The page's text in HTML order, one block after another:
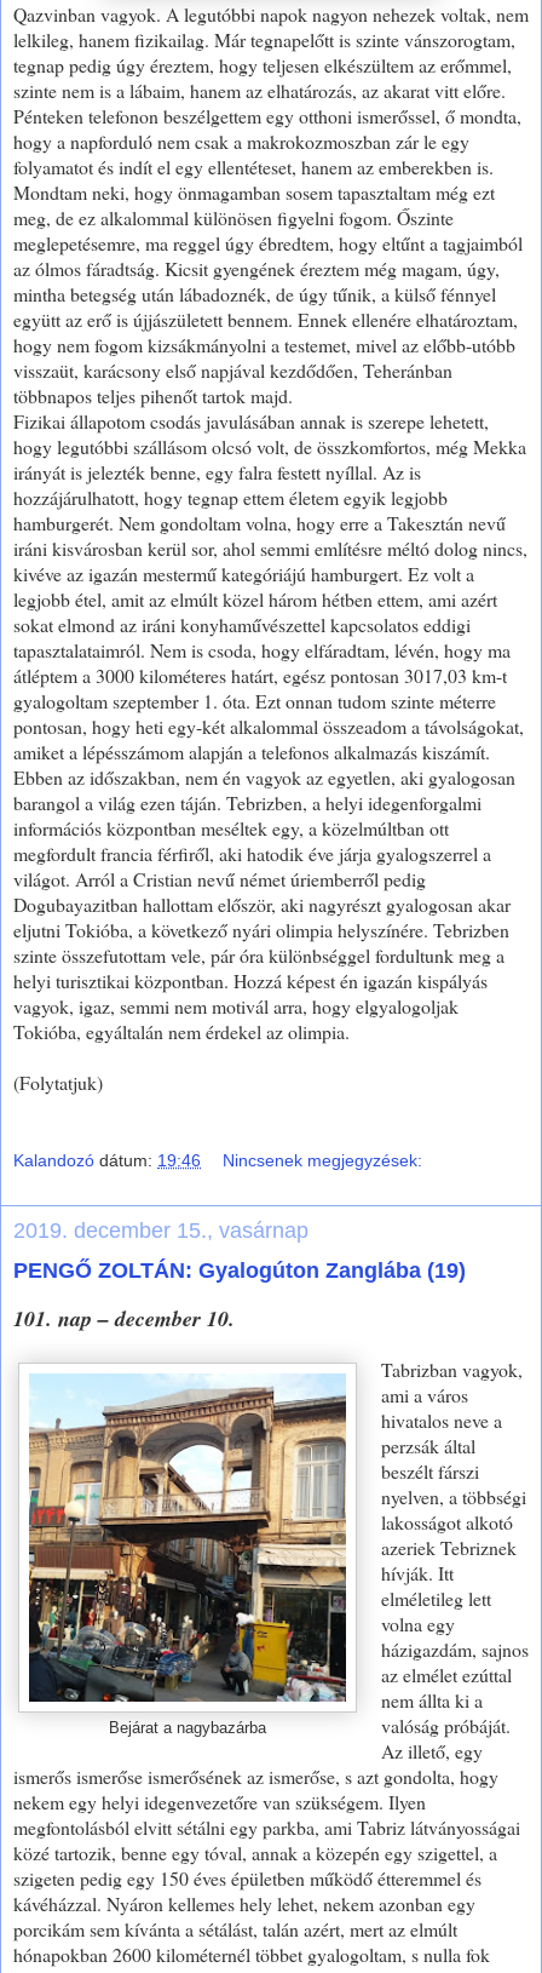
Qazvinban vagyok. A legutóbbi napok nagyon nehezek voltak, nem
lelkileg, hanem fizikailag. Már tegnapelőtt is szinte vánszorogtam,
tegnap pedig úgy éreztem, hogy teljesen elkészültem az erőmmel,
szinte nem is a lábaim, hanem az elhatározás, az akarat vitt előre.
Pénteken telefonon beszélgettem egy otthoni ismerőssel, ő mondta,
hogy a napforduló nem csak a makrokozmoszban zár le egy
folyamatot és indít el egy ellentéteset, hanem az emberekben is.
Mondtam neki, hogy önmagamban sosem tapasztaltam még ezt
meg, de ez alkalommal különösen figyelni fogom. Őszinte
meglepetésemre, ma reggel úgy ébredtem, hogy eltűnt a tagjaimból
az ólmos fáradtság. Kicsit gyengének éreztem még magam, úgy,
mintha betegség után lábadoznék, de úgy tűnik, a külső fénnyel
együtt az erő is újjászületett bennem. Ennek ellenére elhatároztam,
hogy nem fogom kizsákmányolni a testemet, mivel az előbb-utóbb
visszaüt, karácsony első napjával kezdődően, Teheránban
többnapos teljes pihenőt tartok majd.
Fizikai állapotom csodás javulásában annak is szerepe lehetett,
hogy legutóbbi szállásom olcsó volt, de összkomfortos, még Mekka
irányát is jelezték benne, egy falra festett nyíllal. Az is
hozzájárulhatott, hogy tegnap ettem életem egyik legjobb
hamburgerét. Nem gondoltam volna, hogy erre a Takesztán nevű
iráni kisvárosban kerül sor, ahol semmi említésre méltó dolog nincs,
kivéve az igazán mestermű kategóriájú hamburgert. Ez volt a
legjobb étel, amit az elmúlt közel három hétben ettem, ami azért
sokat elmond az iráni konyhaművészettel kapcsolatos eddigi
tapasztalataimról. Nem is csoda, hogy elfáradtam, lévén, hogy ma
átléptem a 3000 kilométeres határt, egész pontosan 3017,03 km-t
gyalogoltam szeptember 1. óta. Ezt onnan tudom szinte méterre
pontosan, hogy heti egy-két alkalommal összeadom a távolságokat,
amiket a lépésszámom alapján a telefonos alkalmazás kiszámít.
Ebben az időszakban, nem én vagyok az egyetlen, aki gyalogosan
barangol a világ ezen táján. Tebrizben, a helyi idegenforgalmi
információs központban meséltek egy, a közelmúltban ott
megfordult francia férfiről, aki hatodik éve járja gyalogszerrel a
világot. Arról a Cristian nevű német úriemberről pedig
Dogubayazitban hallottam először, aki nagyrészt gyalogosan akar
eljutni Tokióba, a következő nyári olimpia helyszínére. Tebrizben
szinte összefutottam vele, pár óra különbséggel fordultunk meg a
helyi turisztikai központban. Hozzá képest én igazán kispályás
vagyok, igaz, semmi nem motivál arra, hogy elgyalogoljak
Tokióba, egyáltalán nem érdekel az olimpia.
(Folytatjuk)
Kalandozó dátum: 19:46 Nincsenek megjegyzések:
2019. december 15., vasárnap
PENGŐ ZOLTÁN: Gyalogúton Zanglába (19)
101. nap – december 10.
Bejárat a nagybazárba
Tabrizban vagyok,
ami a város
hivatalos neve a
perzsák által
beszélt fárszi
nyelven, a többségi
lakosságot alkotó
azeriek Tebriznek
hívják. Itt
elméletileg lett
volna egy
házigazdám, sajnos
az elmélet ezúttal
nem állta ki a
valóság próbáját.
Az illető, egy
ismerős ismerőse ismerősének az ismerőse, s azt gondolta, hogy
nekem egy helyi idegenvezetőre van szükségem. Ilyen
megfontolásból elvitt sétálni egy parkba, ami Tabriz látványosságai
közé tartozik, benne egy tóval, annak a közepén egy szigettel, a
szigeten pedig egy 150 éves épületben működő étteremmel és
kávéházzal. Nyáron kellemes hely lehet, nekem azonban egy
porcikám sem kívánta a sétálást, talán azért, mert az elmúlt
hónapokban 2600 kilométernél többet gyalogoltam, s nulla fok